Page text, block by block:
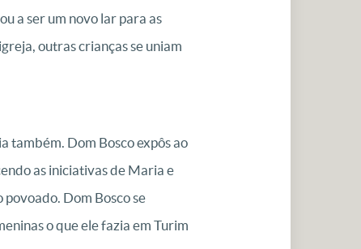
a ser um novo lar para as
outras crianças se uniam
também. Dom Bosco expôs ao
as iniciativas de Maria e
Dom Bosco se
o que ele fazia em Turim